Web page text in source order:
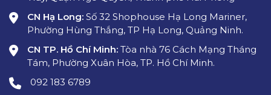
CN Hạ Long: Số 32 Shophouse Hạ Long Mariner,
Phường Hùng Thắng, TP Hạ Long, Quảng Ninh.
CN TP. Hồ Chí Minh: Tòa nhà 76 Cách Mạng Tháng
Tám, Phường Xuân Hòa, TP. Hồ Chí Minh.
092 183 6789